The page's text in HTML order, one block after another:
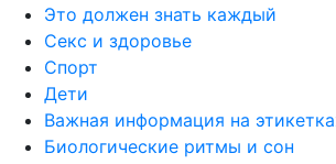
Это должен знать каждый
Секс и здоровье
Спорт
Дети
Важная информация на
Биологические ритмы и сон